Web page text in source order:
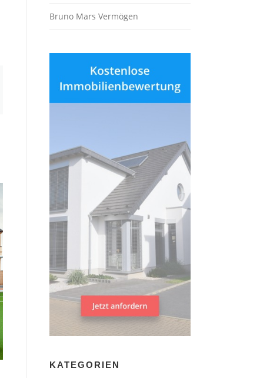
Bruno Mars Vermögen
KATEGORIEN